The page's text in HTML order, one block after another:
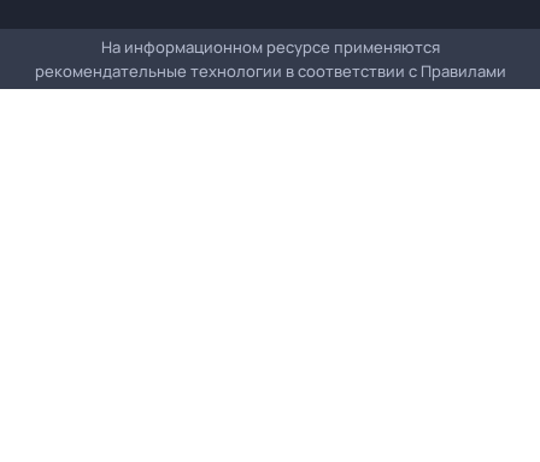
На информационном ресурсе применяются
рекомендательные технологии в соответствии с Правилами